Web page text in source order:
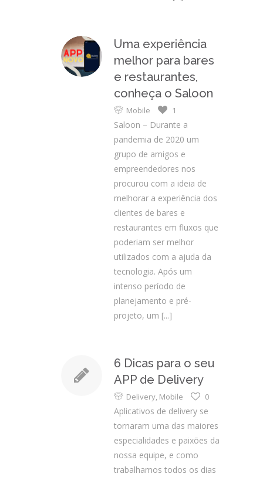
Uma experiência
melhor para bares
e restaurantes,
conheça o Saloon
Mobile 1
Saloon – Durante a
pandemia de 2020 um
grupo de amigos e
empreendedores nos
procurou com a ideia de
melhorar a experiência dos
clientes de bares e
restaurantes em fluxos que
poderiam ser melhor
utilizados com a ajuda da
tecnologia. Após um
intenso período de
planejamento e pré-
projeto, um [...]
6 Dicas para o seu
APP de Delivery
Delivery, Mobile 0
Aplicativos de delivery se
tornaram uma das maiores
especialidades e paixões da
nossa equipe, e como
trabalhamos todos os dias